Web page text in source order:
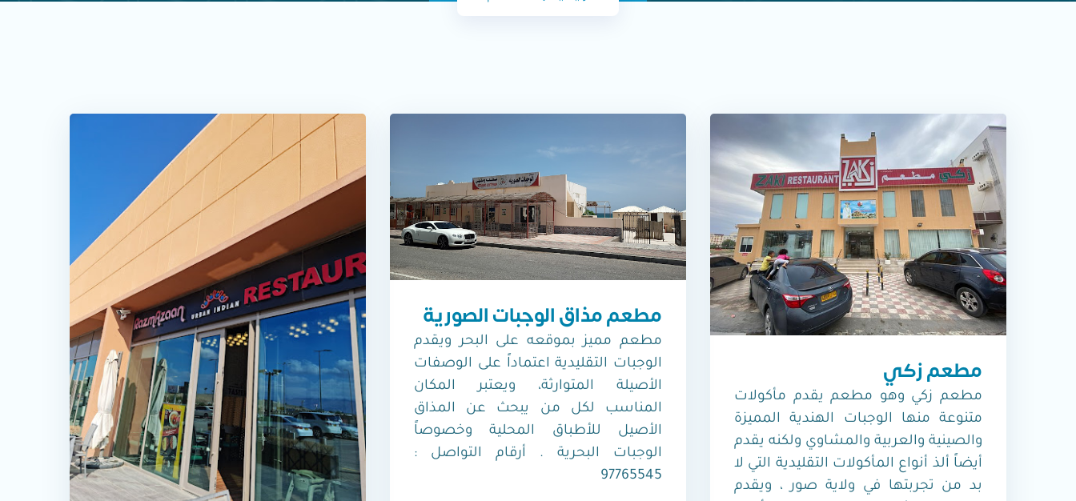
مطعم زكي
مطعم زكي وهو مطعم يقدم مأكولات
متنوعة منها الوجبات الهندية المميزة
والصينية والعربية والمشاوي ولكنه يقدم
أيضاً ألذ أنواع المأكولات التقليدية التي لا
بد من تجربتها في ولاية صور ، ويقدم
مطعم مذاق الوجبات الصورية
مطعم مميز بموقعه على البحر ويقدم
الوجبات التقليدية اعتماداً على الوصفات
الأصيلة المتوارثة، ويعتبر المكان
المناسب لكل من يبحث عن المذاق
الأصيل للأطباق المحلية وخصوصاً
الوجبات البحرية . أرقام التواصل :
97765545